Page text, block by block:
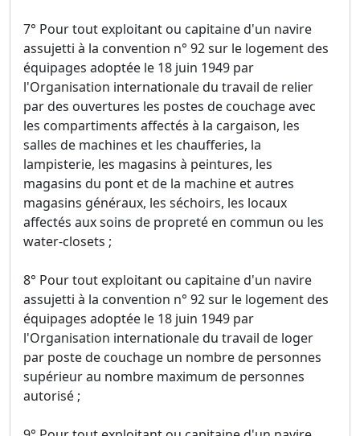
7° Pour tout exploitant ou capitaine d'un navire
assujetti à la convention n° 92 sur le logement des
équipages adoptée le 18 juin 1949 par
l'Organisation internationale du travail de relier
par des ouvertures les postes de couchage avec
les compartiments affectés à la cargaison, les
salles de machines et les chaufferies, la
lampisterie, les magasins à peintures, les
magasins du pont et de la machine et autres
magasins généraux, les séchoirs, les locaux
affectés aux soins de propreté en commun ou les
water-closets ;
8° Pour tout exploitant ou capitaine d'un navire
assujetti à la convention n° 92 sur le logement des
équipages adoptée le 18 juin 1949 par
l'Organisation internationale du travail de loger
par poste de couchage un nombre de personnes
supérieur au nombre maximum de personnes
autorisé ;